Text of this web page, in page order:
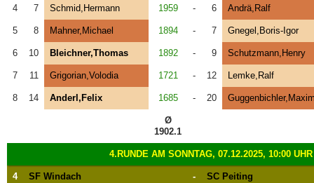
4 7 Schmid,Hermann 1959 - 6 Andrä,Ralf
5 8 Mahner,Michael 1894 - 7 Gnegel,Boris-Igor
6 10 Bleichner,Thomas 1892 - 9 Schutzmann,Henry
7 11 Grigorian,Volodia 1721 - 12 Lemke,Ralf
8 14 Anderl,Felix 1685 - 20
Ø
1902.1
4.RUNDE AM SONNTAG, 07.12.2025, 10:00 UHR
4 SF Windach - SC Peiting